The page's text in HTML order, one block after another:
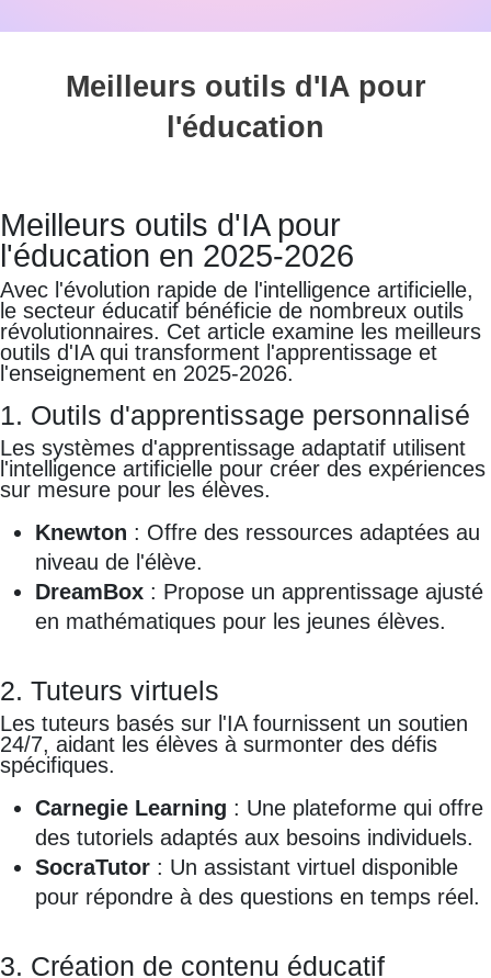
Meilleurs outils d'IA pour
l'éducation
Meilleurs outils d'IA pour
l'éducation en 2025-2026
Avec l'évolution rapide de l'intelligence artificielle,
le secteur éducatif bénéficie de nombreux outils
révolutionnaires. Cet article examine les meilleurs
outils d'IA qui transforment l'apprentissage et
l'enseignement en 2025-2026.
1. Outils d'apprentissage personnalisé
Les systèmes d'apprentissage adaptatif utilisent
l'intelligence artificielle pour créer des expériences
sur mesure pour les élèves.
Knewton : Offre des ressources adaptées au
niveau de l'élève.
DreamBox : Propose un apprentissage ajusté
en mathématiques pour les jeunes élèves.
2. Tuteurs virtuels
Les tuteurs basés sur l'IA fournissent un soutien
24/7, aidant les élèves à surmonter des défis
spécifiques.
Carnegie Learning : Une plateforme qui offre
des tutoriels adaptés aux besoins individuels.
SocraTutor : Un assistant virtuel disponible
pour répondre à des questions en temps réel.
3. Création de contenu éducatif